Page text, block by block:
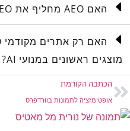
האם AEO מחליף את SEO?
מוצגים ראשונים במנועי AI? מי מתועדף על פני מי?
הכתבה הקודמת
אופטימזציה לתמונות בוורדפרס